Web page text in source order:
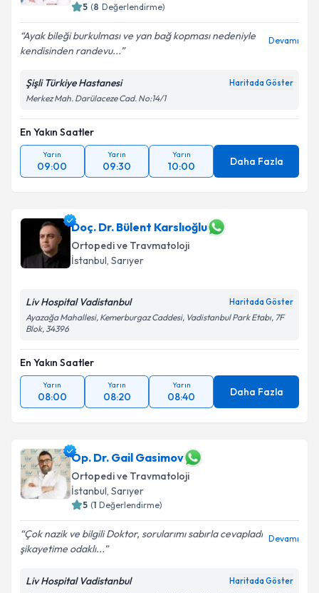
5 (8 Değerlendirme)
Ayak bileği burkulması ve yan bağ kopması nedeniyle
kendisinden randevu...
Devamı
Şişli Türkiye Hastanesi Haritada Göster
Merkez Mah. Darülaceze Cad. No:14/1
En Yakın Saatler
Yarın
09:00
Yarın
09:30
Yarın
10:00 Daha Fazla
Doç. Dr. Bülent Karslıoğlu
Ortopedi ve Travmatoloji
İstanbul, Sarıyer
Liv Hospital Vadistanbul Haritada Göster
Ayazağa Mahallesi, Kemerburgaz Caddesi, Vadistanbul Park Etabı, 7F
Blok, 34396
En Yakın Saatler
Yarın
08:00
Yarın
08:20
Yarın
08:40 Daha Fazla
Op. Dr. Gail Gasimov
Ortopedi ve Travmatoloji
İstanbul, Sarıyer
5 (1 Değerlendirme)
Çok nazik ve bilgili Doktor, sorularımı sabırla cevapladı
şikayetime odaklı...
Devamı
Liv Hospital Vadistanbul Haritada Göster